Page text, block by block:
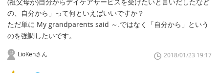
(祖父母が)自分からデイケアサービスを受けたいと言いだしたなど
の、自分から」って何といえばいいですか？
ただ単に My grandparents said ～.ではなく「自分から」という
のを強調したいです。
LioKenさん 2018/01/23 19:17